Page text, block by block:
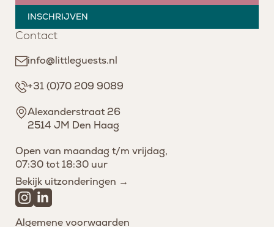
INSCHRIJVEN
Contact
info@littleguests.nl
+31 (0)70 209 9089
Alexanderstraat 26
2514 JM Den Haag
Open van maandag t/m vrijdag,
07:30 tot 18:30 uur
Bekijk uitzonderingen →
Algemene voorwaarden